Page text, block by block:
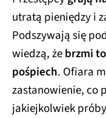
utratą pieniędzy i
Podszywają się
wiedzą, żebrzmi
pośpiech. Ofiara
zastanowienie, co
jakiejkolwiek